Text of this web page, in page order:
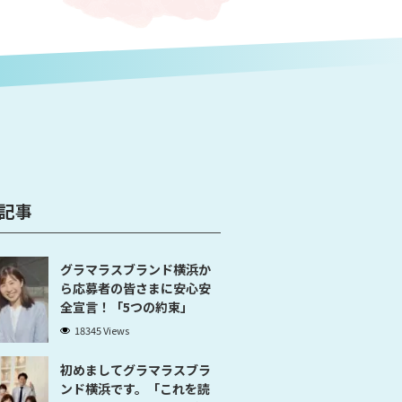
事
グラマラスブランド横浜か
ら応募者の皆さまに安心安
全宣言！「5つの約束」
18345 Views
初めましてグラマラスブラ
ンド横浜です。「これを読